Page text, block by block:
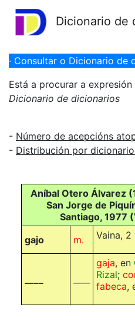
Dicionario de
· Consultar o Dicionario de
Está a procurar a expresión
Dicionario de dicionarios
- Número de acepcións
- Distribución por
Aníbal Otero Álvarez
San Jorge de
Santiago, 1977
gajo
m. Vaina, 2
gaja, en
Rizal;
fabeca,